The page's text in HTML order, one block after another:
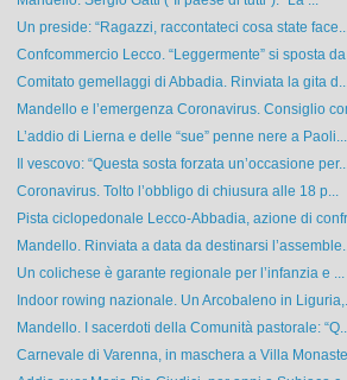
Un preside: “Ragazzi, raccontateci cosa state
Confcommercio Lecco. “Leggermente” si sposta
Comitato gemellaggi di Abbadia. Rinviata la gita
Mandello e l’emergenza Coronavirus. Consiglio
L’addio di Lierna e delle “sue” penne nere a Paoli...
Il vescovo: “Questa sosta forzata un’occasione
Coronavirus. Tolto l’obbligo di chiusura alle 18 p...
Pista ciclopedonale Lecco-Abbadia, azione di
Mandello. Rinviata a data da destinarsi
Un colichese è garante regionale per l’infanzia e ...
Indoor rowing nazionale. Un Arcobaleno in
Mandello. I sacerdoti della Comunità pastorale:
Carnevale di Varenna, in maschera a Villa